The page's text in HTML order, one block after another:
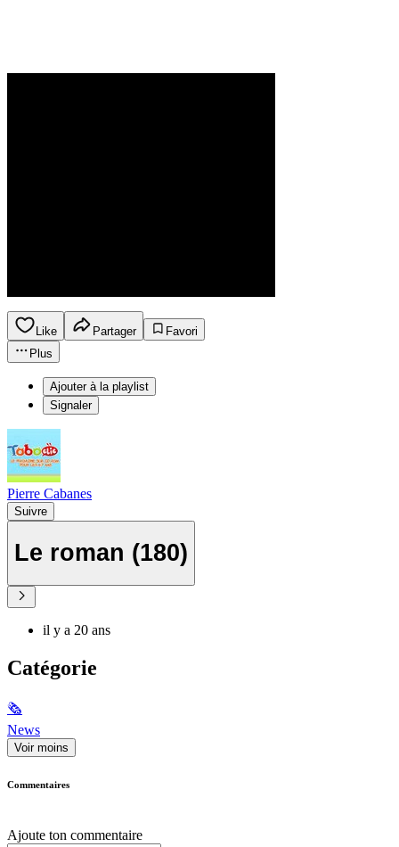
Like Partager
Favori
Plus
Ajouter à la playlist
Signaler
Pierre Cabanes
Suivre
Le roman (180)
il y a 20 ans
Catégorie
🗞
News
Voir moins
Commentaires
Ajoute ton commentaire